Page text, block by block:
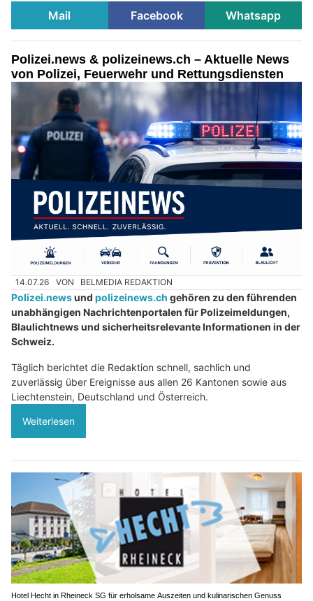
Mail
Facebook Whatsapp
Polizei.news & polizeinews.ch – Aktuelle News
von Polizei, Feuerwehr und Rettungsdiensten
14.07.26 VON BELMEDIA REDAKTION
Polizei.newsund polizeinews.ch gehören zu den führenden
unabhängigen Nachrichtenportalen für Polizeimeldungen,
Blaulichtnews und sicherheitsrelevante Informationen in der
Schweiz.
Täglich berichtet die Redaktion schnell, sachlich und
zuverlässig über Ereignisse aus allen 26 Kantonen sowie aus
Liechtenstein, Deutschland und Österreich.
Weiterlesen
Hotel Hecht in Rheineck SG für erholsame Auszeiten und kulinarischen Genuss